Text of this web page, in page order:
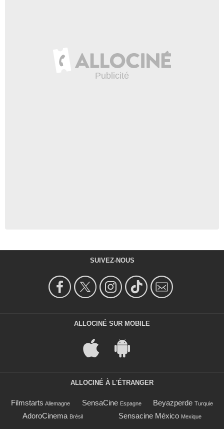
SUIVEZ-NOUS
ALLOCINÉ SUR MOBILE
ALLOCINÉ À L'ÉTRANGER
Filmstarts Allemagne SensaCine Espagne Beyazperde Turquie
AdoroCinema Brésil Sensacine México Mexique